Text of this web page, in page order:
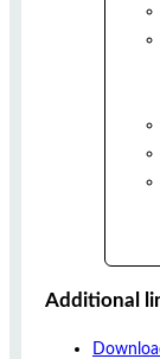
Additional